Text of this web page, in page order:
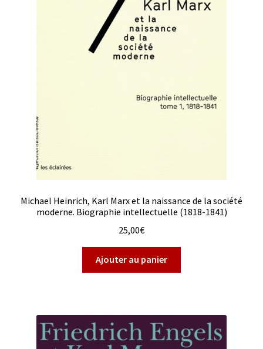
Michael Heinrich, Karl Marx et la naissance de la société
moderne. Biographie intellectuelle (1818-1841)
25,00€
Ajouter au panier